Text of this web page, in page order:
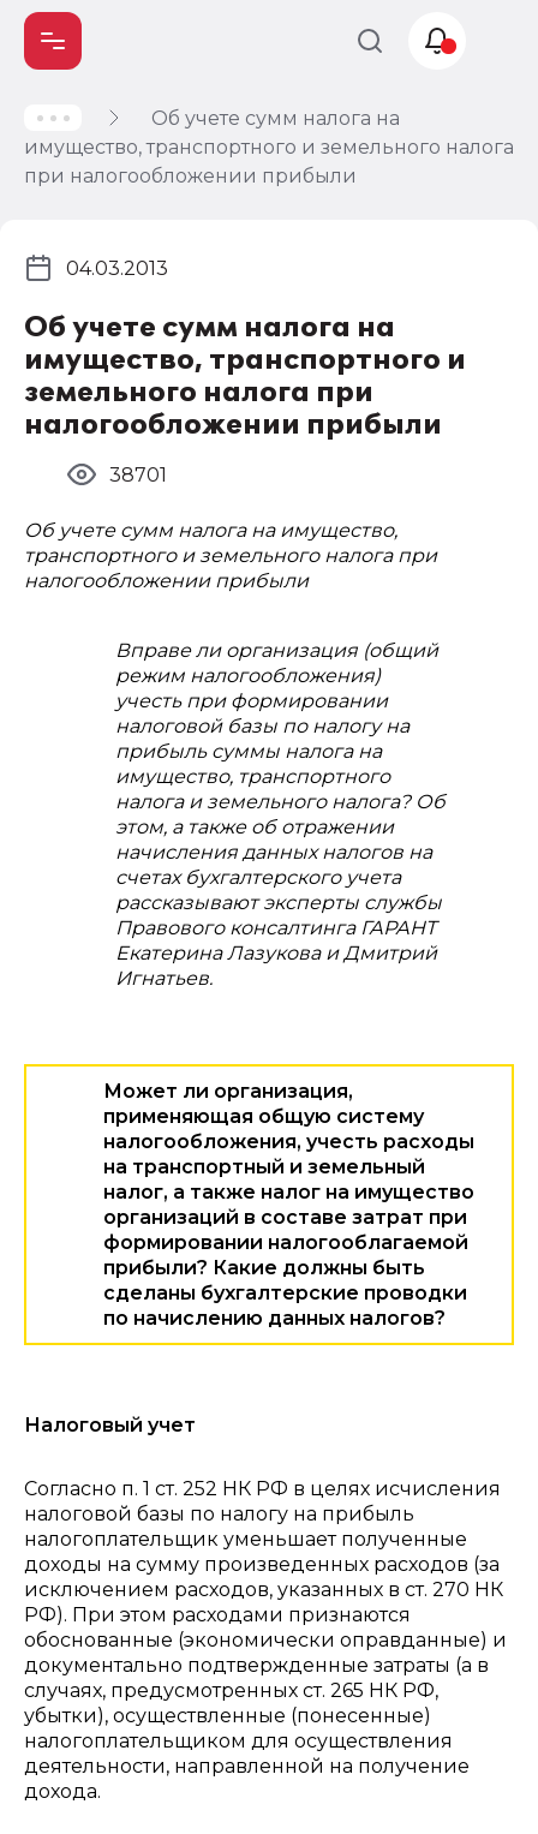
Об учете сумм налога на
имущество, транспортного и земельного налога
при налогообложении прибыли
Об учете сумм налога на
имущество, транспортного и
земельного налога при
налогообложении прибыли
04.03.2013
38701
Об учете сумм налога на имущество,
транспортного и земельного налога при
налогообложении прибыли
Вправе ли организация (общий
режим налогообложения)
учесть при формировании
налоговой базы по налогу на
прибыль суммы налога на
имущество, транспортного
налога и земельного налога? Об
этом, а также об отражении
начисления данных налогов на
счетах бухгалтерского учета
рассказывают эксперты службы
Правового консалтинга ГАРАНТ
Екатерина Лазукова и Дмитрий
Игнатьев.
Может ли организация,
применяющая общую систему
налогообложения, учесть расходы
на транспортный и земельный
налог, а также налог на имущество
организаций в составе затрат при
формировании налогооблагаемой
прибыли? Какие должны быть
сделаны бухгалтерские проводки
по начислению данных налогов?
Налоговый учет
Согласно п. 1 ст. 252 НК РФ в целях исчисления
налоговой базы по налогу на прибыль
налогоплательщик уменьшает полученные
доходы на сумму произведенных расходов (за
исключением расходов, указанных в ст. 270 НК
РФ). При этом расходами признаются
обоснованные (экономически оправданные) и
документально подтвержденные затраты (а в
случаях, предусмотренных ст. 265 НК РФ,
убытки), осуществленные (понесенные)
налогоплательщиком для осуществления
деятельности, направленной на получение
дохода.
Учет и
налогообложение